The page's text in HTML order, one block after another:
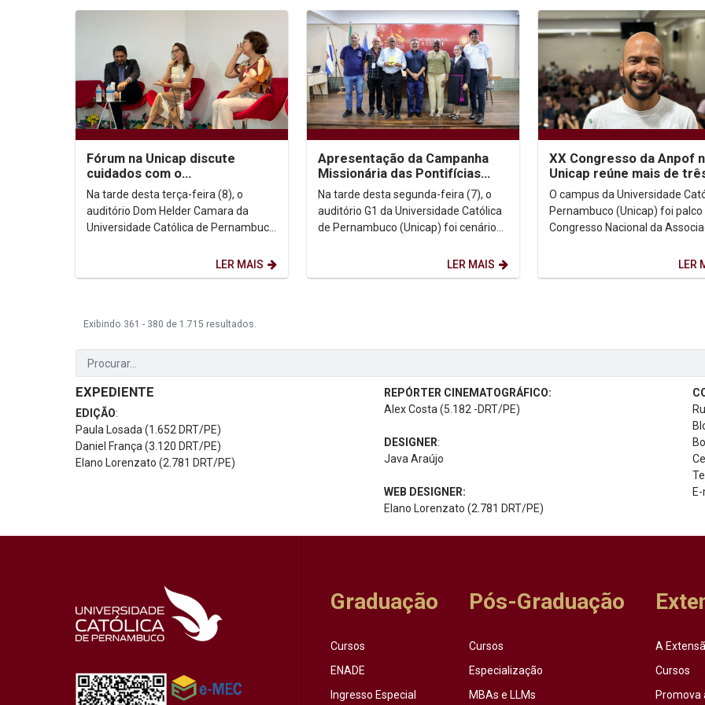
Fórum na Unicap discute
cuidados com o
envelhecimento e prevenção
sob a ótica da Geriatria e...
Na tarde desta terça-feira (8), o
auditório Dom Helder Camara da
Universidade Católica de Pernambuco
LER MAIS
Apresentação da Campanha
Missionária das Pontifícias
Obras Missionárias na Unicap
aborda...
Na tarde desta segunda-feira (7), o
auditório G1 da Universidade Católica
de Pernambuco (Unicap) foi cenário
LER MAIS
XX Congresso da Anpof
Unicap reúne mais de
participantes e destaca a
importância da...
O campus da Universidade
Pernambuco (Unicap) foi palco
Congresso Nacional da
LER
Exibindo 361 - 380 de 1.715 resultados.
EXPEDIENTE
EDIÇÃO:
Paula Losada (1.652 DRT/PE)
Daniel França (3.120 DRT/PE)
Elano Lorenzato (2.781 DRT/PE)
REPÓRTER CINEMATOGRÁFICO:
Alex Costa (5.182 -DRT/PE)
DESIGNER:
Java Araújo
WEB DESIGNER:
Elano Lorenzato (2.781 DRT/PE)
Graduação
Cursos
ENADE
Ingresso Especial
Pós-Graduação
Cursos
Especialização
MBAs e LLMs
A
Cursos
Promova